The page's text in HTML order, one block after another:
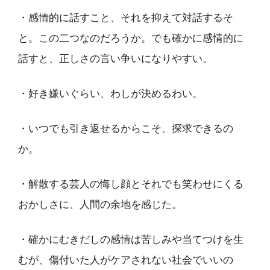
・感情的に話すこと、それを抑えて対話するそ
と。この二つなのだろうか。でも確かに感情的に
話すと、正しさの言い争いになりやすい。
・好き嫌いぐらい、わしが決めるわい。
・いつでも引き返せるからこそ、探求できるの
か。
・解散する芸人の悔し顔とそれでも笑わせにくる
おかしさに、人間の余地を感じた。
・確かにむきだしの感情は苦しみや当てつけを生
むが、傷付いた人がケアされない社会でいいの